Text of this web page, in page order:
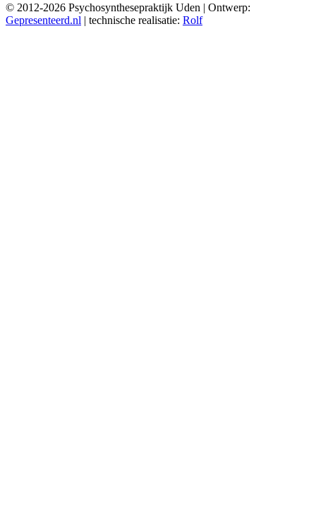
© 2012-2026 Psychosynthesepraktijk Uden | Ontwerp:
Gepresenteerd.nl | technische realisatie: Rolf